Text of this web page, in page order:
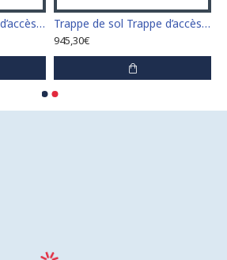
Trappe de sol Trappe d’accès Trappe de visite 60 cm x 70 cm "H" Trappe de sol Trappe d’accès Trappe de visite 60 cm x 80 cm "H"
945,30€